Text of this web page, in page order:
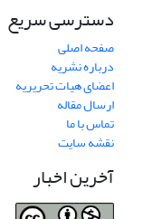
دسترسی سریع
صفحه اصلی
درباره نشریه
اعضای هیات تحریریه
ارسال مقاله
تماس با ما
نقشه سایت
آخرین اخبار